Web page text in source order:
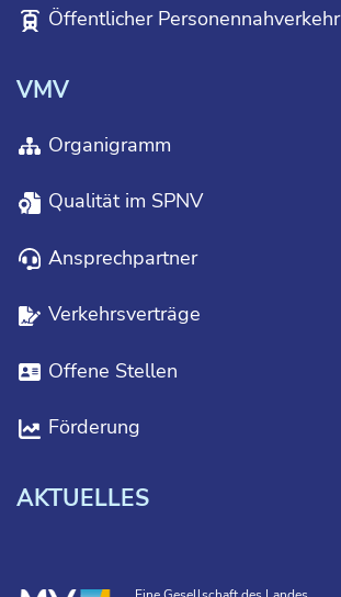
Öffentlicher Personennahverkehr
VMV
Organigramm
Qualität im SPNV
Ansprechpartner
Verkehrsverträge
Offene Stellen
Förderung
AKTUELLES